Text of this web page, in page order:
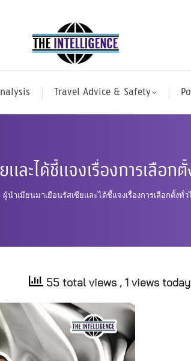
Travel Advice & Safety
ละได้ชี้แจงเรื่องการเลือก
ผู้นำเมียนมาเยือนรัสเซียและได้ชี้แจงเรื่องการเลือกตั้งทั่
55 total views , 1 views today